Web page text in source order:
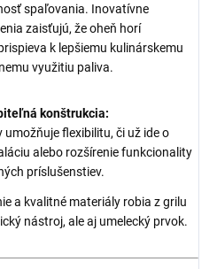
spaľovania. Inovatívne
zaisťujú, že oheň horí
k lepšiemu kulinárskemu
využitiu paliva.
konštrukcia:
umožňuje flexibilitu, či už ide o
alebo rozšírenie funkcionality
príslušenstiev.
a kvalitné materiály robia z grilu
nástroj, ale aj umelecký prvok.